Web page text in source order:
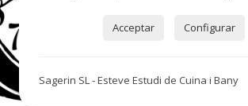
Acceptar Configurar
Sagerin SL - Esteve Estudi de Cuina i Bany